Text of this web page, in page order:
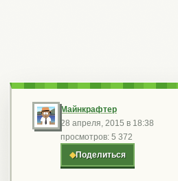
Майнкрафтер
28 апреля, 2015 в 18:38
просмотров: 5 372
◆Поделиться